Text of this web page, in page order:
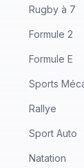
Rugby à 7
Formule 2
Formule E
Sports
Rallye
Sport Auto
Natation